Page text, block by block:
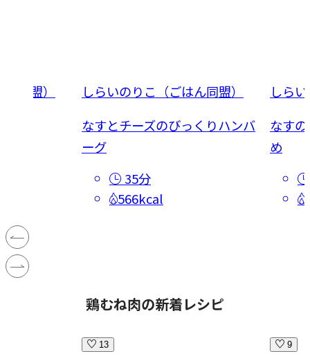
同盟）
しらいのりこ（ごはん同盟）
なすとチーズのびっくりハンバ
ーグ
35分
566kcal
しら
なす
め
鶏むね肉の新着レシピ
13 9